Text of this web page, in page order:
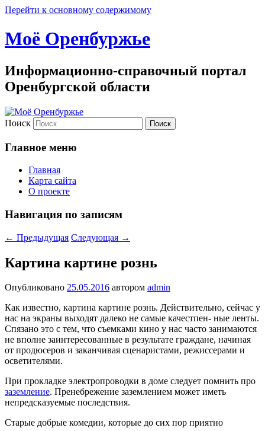
Перейти к основному содержимому
Моё Оренбуржье
Информационно-справочный портал
Оренбургской области
Поиск
Главное меню
Главная
Карта сайта
О проекте
Навигация по записям
← Предыдущая Следующая →
Картина кар­тине рознь
Опубликовано 25.05.2016 автором admin
Как известно, картина кар­тине рознь. Действительно, сейчас у
нас на экраны выхо­дят далеко не самые качестпен- ные ленты.
Спязано это с тем, что съемками кино у нас часто занимаются
не вполне заинте­ресованные в результате граж­дане, начиная
от продюсеров и заканчивая сценаристами, режиссерами и
осветителя­ми.
При прокладке электропроводки в доме следует помнить про
заземление. Пренебрежение заземлением может иметь
непредсказуемые последствия.
Старые добрые комедии, которые до сих пор приятно